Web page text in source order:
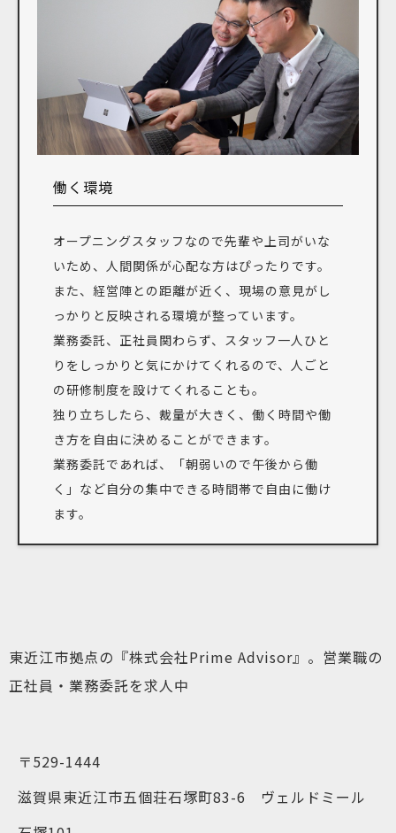
働く環境
オープニングスタッフなので先輩や上司がいな
いため、人間関係が心配な方はぴったりです。
また、経営陣との距離が近く、現場の意見がし
っかりと反映される環境が整っています。
業務委託、正社員関わらず、スタッフ一人ひと
りをしっかりと気にかけてくれるので、人ごと
の研修制度を設けてくれることも。
独り立ちしたら、裁量が大きく、働く時間や働
き方を自由に決めることができます。
業務委託であれば、「朝弱いので午後から働
く」など自分の集中できる時間帯で自由に働け
ます。
東近江市拠点の『株式会社Prime Advisor』。営業職の
正社員・業務委託を求人中
〒529-1444
滋賀県東近江市五個荘石塚町83-6 ヴェルドミール